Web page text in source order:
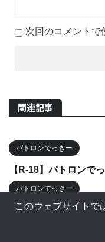
次回のコメントで
関連記事
パトロンでっきー
【R-18】パトロンで
パトロンでっきー
【R-18】パトロンで
このウェブサイトで